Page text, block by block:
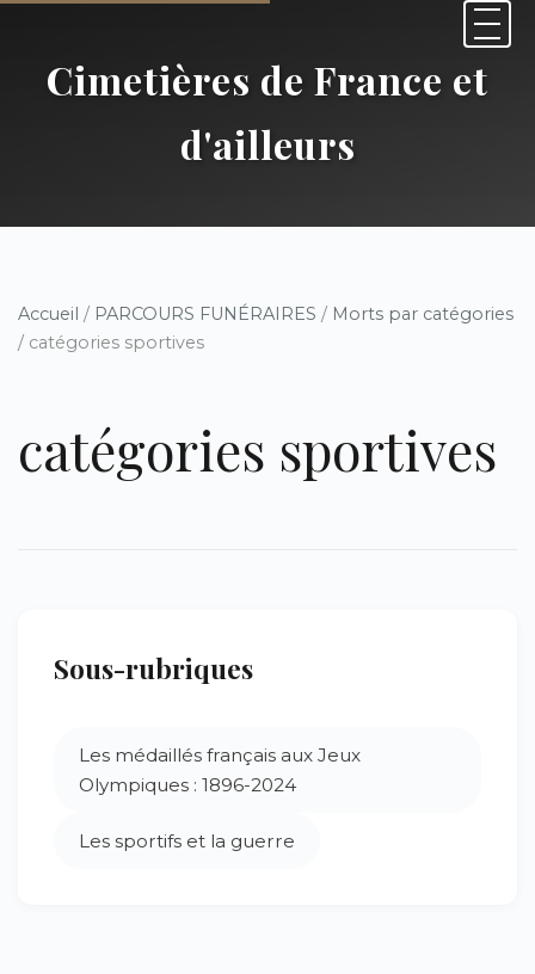
Cimetières de France et
d'ailleurs
Accueil / PARCOURS FUNÉRAIRES / Morts par catégories
/ catégories sportives
catégories sportives
Sous-rubriques
Les médaillés français aux Jeux
Olympiques : 1896-2024
Les sportifs et la guerre